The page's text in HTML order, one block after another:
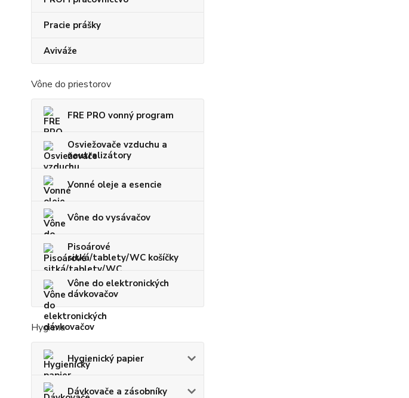
Pracie prášky
Aviváže
Vône do priestorov
FRE PRO vonný program
Osviežovače vzduchu a
neutralizátory
Vonné oleje a esencie
Vône do vysávačov
Pisoárové
sitká/tablety/WC košíčky
Vône do elektronických
dávkovačov
Hygiena
Hygienický papier
Dávkovače a zásobníky